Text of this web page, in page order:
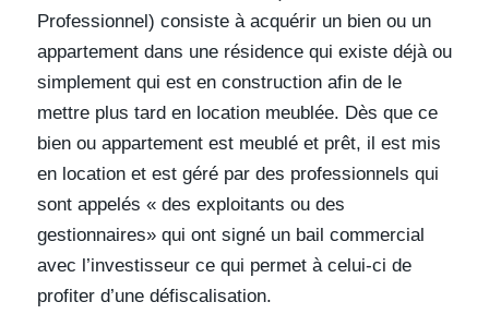
Professionnel) consiste à acquérir un bien ou un
appartement dans une résidence qui existe déjà ou
simplement qui est en construction afin de le
mettre plus tard en location meublée. Dès que ce
bien ou appartement est meublé et prêt, il est mis
en location et est géré par des professionnels qui
sont appelés « des exploitants ou des
gestionnaires» qui ont signé un bail commercial
avec l’investisseur ce qui permet à celui-ci de
profiter d’une défiscalisation.